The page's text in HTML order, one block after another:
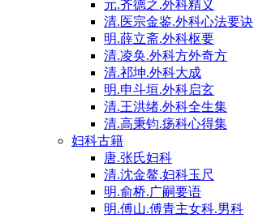
元.齐德之.外科精义
清.医宗金鉴.外科心法要诀
明.薛立斋.外科枢要
清.凌奂.外科方外奇方
清.祁坤.外科大成
明.申斗垣.外科启玄
清.王洪绪.外科全生集
清.高秉钧.疡科心得集
妇科古籍
唐.张氏妇科
清.沈金鳌.妇科玉尺
明.俞桥.广嗣要语
明.傅山.傅青主女科.男科